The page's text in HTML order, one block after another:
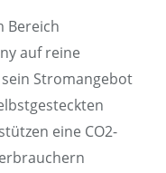
Bereich
auf reine
Stromangebot
eine CO2-